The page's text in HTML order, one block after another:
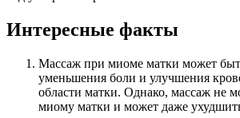
Интересные факты
Массаж при миоме матки может
уменьшения боли и улучшения
области матки. Однако, массаж не
миому матки и может даже